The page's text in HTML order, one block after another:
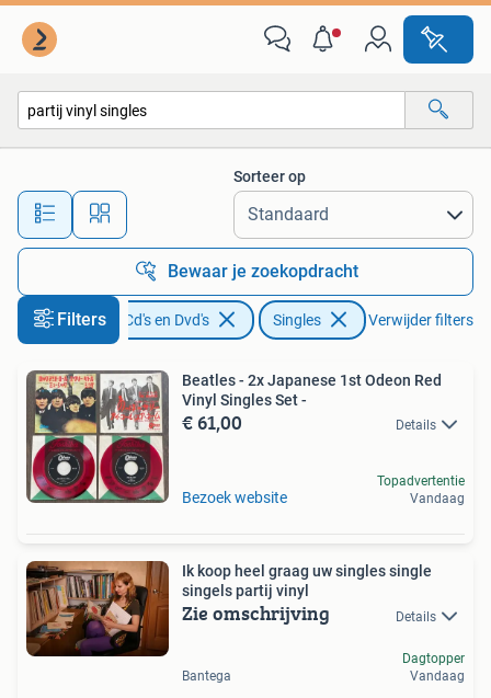
Alle afstanden…
Sorteer op
Bewaar je zoekopdracht
Filters Cd's en Dvd's Singles Verwijder filters
Beatles - 2x Japanese 1st Odeon Red
Vinyl Singles Set -
€ 61,00 Details
Bezoek website
Topadvertentie
Vandaag
Ik koop heel graag uw singles single
singels partij vinyl
Zie omschrijving Details
Bantega
Dagtopper
Vandaag